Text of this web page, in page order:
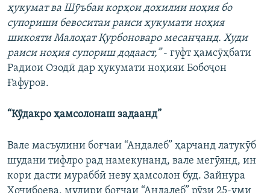
ҳукумат ва Шӯъбаи корҳои дохилии ноҳия бо
супориши бевоситаи раиси ҳукумати ноҳия
шикояти Малоҳат Қурбоноваро месанҷанд. Худи
раиси ноҳия супориш додааст,”- гуфт ҳамсӯҳбати
Радиои Озодӣ дар ҳукумати ноҳияи Бобоҷон
Ғафуров.
“Кӯдакро ҳамсолонаш задаанд”
Вале масъулини боғчаи “Андалеб” ҳарчанд латукӯб
шудани тифлро рад намекунанд, вале мегӯянд, ин
кори дасти мураббӣ неву ҳамсолон буд. Зайнура